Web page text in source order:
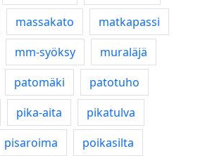
massakato
matkapassi
mm-syöksy
muraläjä
patomäki
patotuho
pika-aita
pikatulva
pisaroima
poikasilta